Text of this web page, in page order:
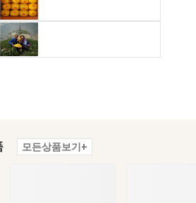
모든상품보기+